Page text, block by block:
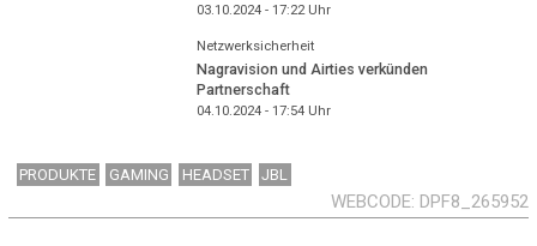
03.10.2024 - 17:22Uhr
Netzwerksicherheit
Nagravision und Airties verkünden
Partnerschaft
04.10.2024 - 17:54Uhr
PRODUKTE GAMING HEADSET JBL
WEBCODE DPF8_265952